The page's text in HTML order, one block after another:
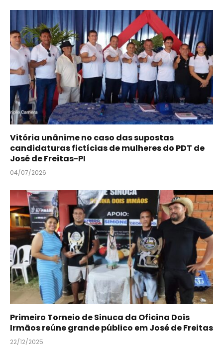
Vitória unânime no caso das supostas
candidaturas fictícias de mulheres do PDT de
José de Freitas-PI
04/07/2026
Primeiro Torneio de Sinuca da Oficina Dois
Irmãos reúne grande público em José de Freitas
22/12/2025